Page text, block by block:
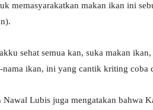
memasyarakatkan makan ikan ini
sehat semua kan, suka makan
nama ikan, ini yang cantik kriting coba
Nawal Lubis juga mengatakan bahwa